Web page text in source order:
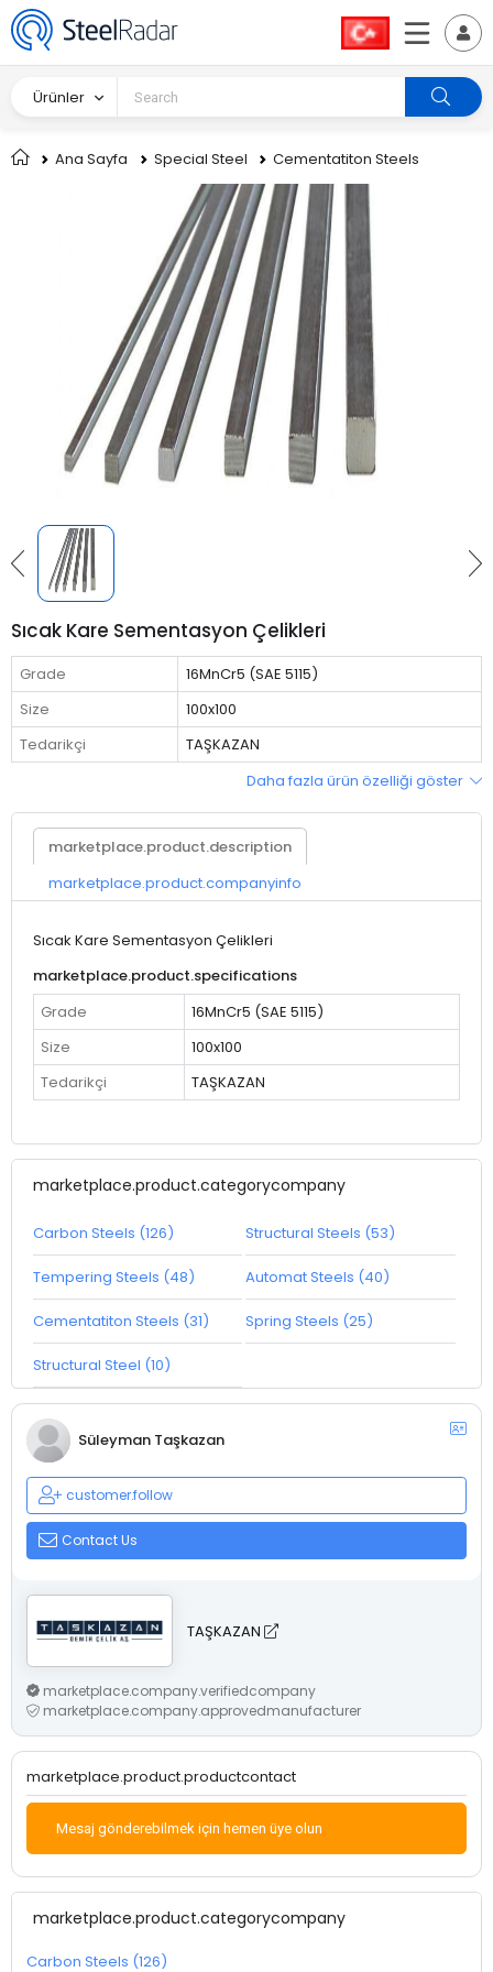
Ürünler
Ana Sayfa Special Steel Cementatiton Steels
Sıcak Kare Sementasyon Çelikleri
Grade
16MnCr5 (SAE 5115)
Size
100x100
Tedarikçi
TAŞKAZAN
Daha fazla ürün özelliği göster
marketplace.product.description
marketplace.product.companyinfo
Sıcak Kare Sementasyon Çelikleri
marketplace.product.specifications
Grade
16MnCr5 (SAE 5115)
Size
100x100
Tedarikçi
TAŞKAZAN
marketplace.product.categorycompany
Carbon Steels (126) Structural Steels (53)
Tempering Steels (48) Automat Steels (40)
Cementatiton Steels (31) Spring Steels (25)
Structural Steel (10)
Süleyman Taşkazan
customer.follow
Contact Us
TAŞKAZAN
marketplace.company.verifiedcompany
marketplace.company.approvedmanufacturer
marketplace.product.productcontact
Mesaj gönderebilmek için hemen üye olun
marketplace.product.categorycompany
Carbon Steels (126)